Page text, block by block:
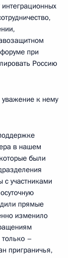
при
Россию
уважение к нему
в нашем
были
с участниками
прямые
изменило
–
приграничья,